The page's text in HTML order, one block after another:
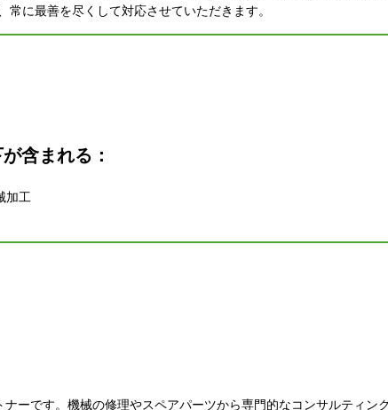
常に最善を尽くして対応させていただきます。
含まれる：
加工
ーです。機械の修理やスペアパーツから専門的なコンサルティ